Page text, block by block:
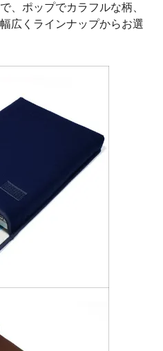
、ポップでカラフルな柄、
広くラインナップからお選